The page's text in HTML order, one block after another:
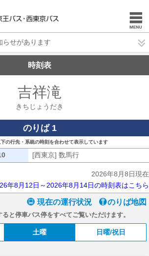
らせがあります
時刻表
吉祥滝
きちじょうだき
のりば 1
の行先・系統の時刻を合わせて表示しています
五10・五滝10・五里10
[西東京] 数馬行
2026年8月8日現在
年8月12日～2026年8月14日の時刻表はこちら
現在の運行状況 のりば地図
と停車バス停をすべてご覧いただけます。
土曜 日曜/祝日